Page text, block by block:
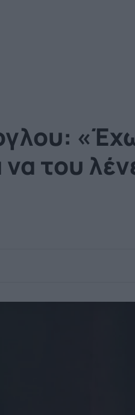
του